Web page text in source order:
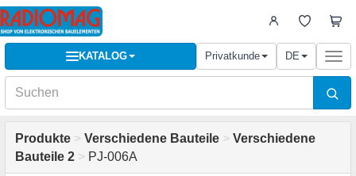
KATALOG Privatkunde DE
Produkte > Verschiedene Bauteile > Verschiedene
Bauteile 2 > PJ-006A